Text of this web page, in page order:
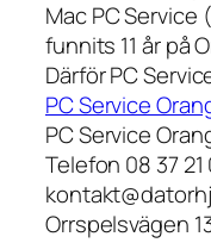
Mac PC
funnits 11 år på
Därför PC
PC Service
PC Service
Telefon 08 37
Orrspelsvägen